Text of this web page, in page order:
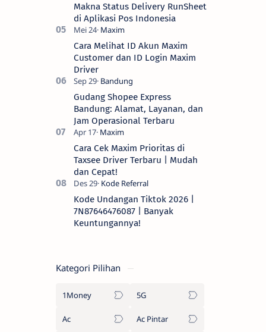
Makna Status Delivery RunSheet
di Aplikasi Pos Indonesia
Cara Melihat ID Akun Maxim
Customer dan ID Login Maxim
Driver
Gudang Shopee Express
Bandung: Alamat, Layanan, dan
Jam Operasional Terbaru
Cara Cek Maxim Prioritas di
Taxsee Driver Terbaru | Mudah
dan Cepat!
Kode Undangan Tiktok 2026 |
7N87646476087 | Banyak
Keuntungannya!
Kategori Pilihan
1Money 5G
Ac Ac Pintar